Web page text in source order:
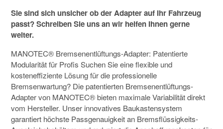
Sie sind sich unsicher ob der Adapter auf Ihr Fahrzeug
passt? Schreiben Sie uns an wir helfen Ihnen gerne
weiter.
MANOTEC® Bremsenentlüftungs-Adapter: Patentierte
Modularität für Profis Suchen Sie eine flexible und
kosteneffiziente Lösung für die professionelle
Bremsenwartung? Die patentierten Bremsenentlüftungs-
Adapter von MANOTEC® bieten maximale Variabilität direkt
vom Hersteller. Unser innovatives Baukastensystem
garantiert höchste Passgenauigkeit an Bremsflüssigkeits-